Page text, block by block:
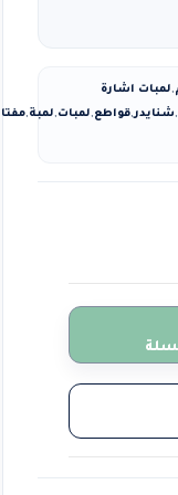
,لمبات اشارة
,شنايدر,قواطع,لمبات,لمبة,